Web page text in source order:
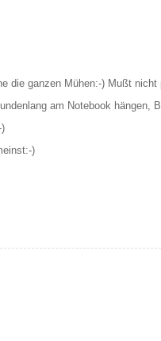
die ganzen Mühen:-) Mußt
am Notebook hängen,
)